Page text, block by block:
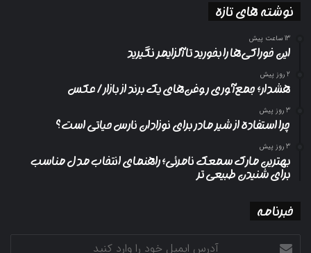
نوشته های تازه
13 ساعت پیش
این خوراکی‌ها را بخورید تا آلزایمر نگیرید
2 روز پیش
هشدار؛ جمع‌آوری روغن‌های یک برند از بازار/ عکس
3 روز پیش
چرا استفاده از شیر مادر برای نوزادان نارس حیاتی است؟
3 روز پیش
بهترین مارک سمعک نامرئی؛ راهنمای انتخاب مدل مناسب
برای شنیدن طبیعی تر
خبرنامه
آدرس